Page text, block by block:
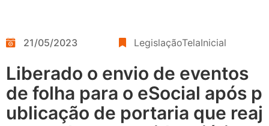
21/05/2023 LegislaçãoTelaInicial
Liberado o envio de eventos
de folha para o eSocial após p
ublicação de portaria que reaj